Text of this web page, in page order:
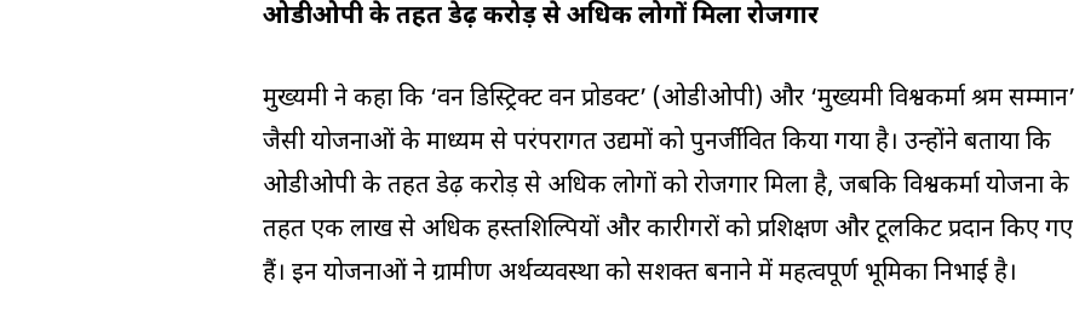
ओडीओपी के तहत डेढ़ करोड़ से अधिक लोगों मिला रोजगार
मुख्यमंत्री ने कहा कि ‘वन डिस्ट्रिक्ट वन प्रोडक्ट’ (ओडीओपी) और ‘मुख्यमंत्री विश्वकर्मा श्रम सम्मान’
जैसी योजनाओं के माध्यम से परंपरागत उद्यमों को पुनर्जीवित किया गया है। उन्होंने बताया कि
ओडीओपी के तहत डेढ़ करोड़ से अधिक लोगों को रोजगार मिला है, जबकि विश्वकर्मा योजना के
तहत एक लाख से अधिक हस्तशिल्पियों और कारीगरों को प्रशिक्षण और टूलकिट प्रदान किए गए
हैं। इन योजनाओं ने ग्रामीण अर्थव्यवस्था को सशक्त बनाने में महत्वपूर्ण भूमिका निभाई है।